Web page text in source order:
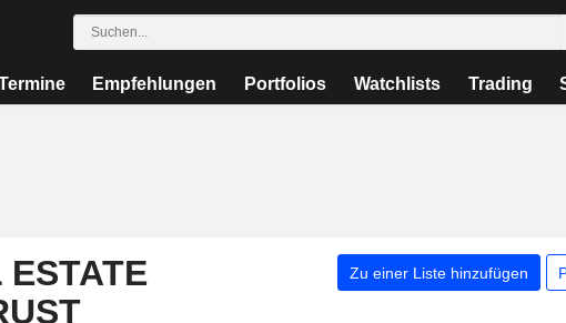
Empfehlungen Portfolios Watchlists Trading
Zu einer Liste hinzufügen